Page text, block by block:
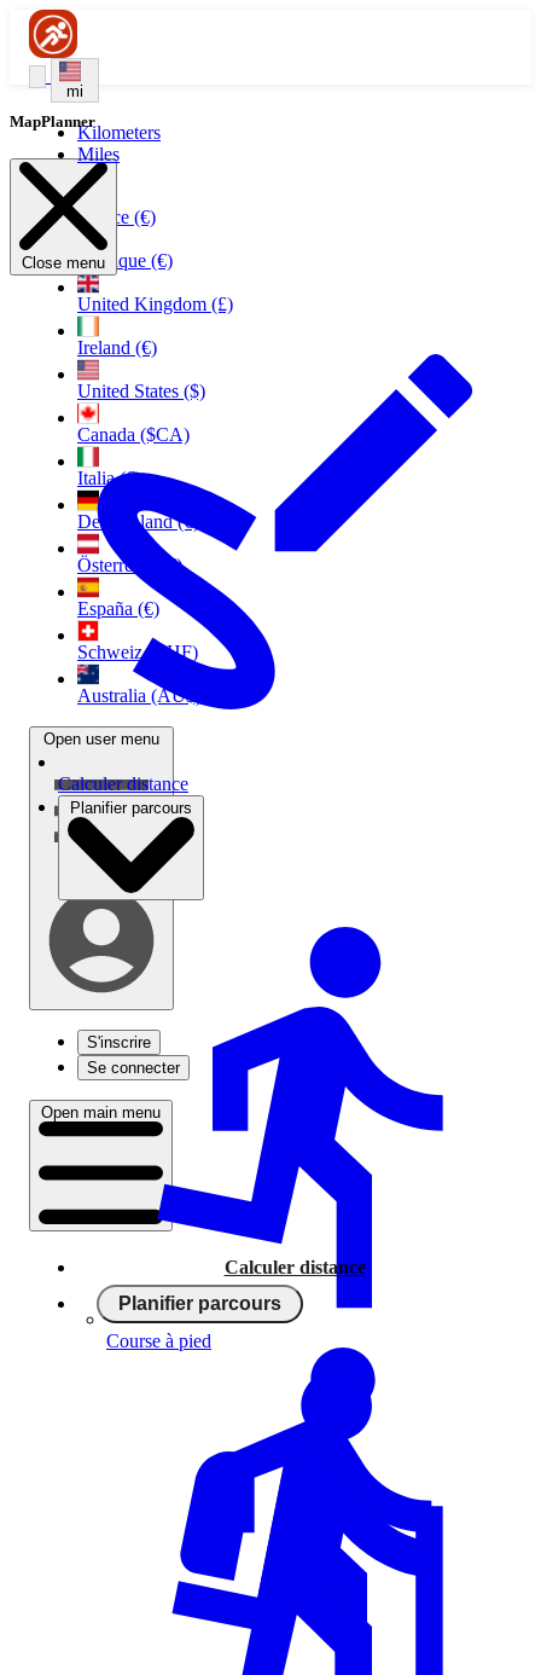
mi
Kilometers
Miles
France (€)
Belgique (€)
United Kingdom (£)
Ireland (€)
United States ($)
Canada ($CA)
Italia (€)
Deutschland (€)
Österreich (€)
España (€)
Schweiz (CHF)
Australia (AU$)
Open user menu
S'inscrire
Se connecter
Open main menu
Calculer distance
Planifier parcours
MapPlanner
Close menu
Calculer distance
Planifier parcours
Course à pied